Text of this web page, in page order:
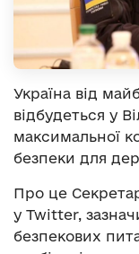
Україна від
відбудеться у
максимальної
безпеки для
Про це
у Twitter,
безпекових